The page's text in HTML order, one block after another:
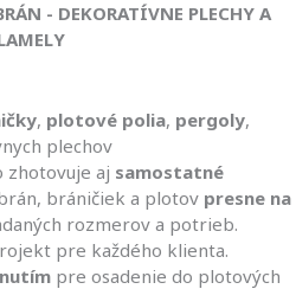
- DEKORATÍVNE PLECHY A
, plotové polia, pergoly,
plechov
zhotovuje aj samostatné
bráničiek a plotov presne na
rozmerov a potrieb.
pre každého klienta.
pre osadenie do plotových